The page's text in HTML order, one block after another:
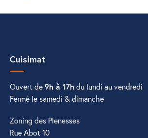
Cuisimat
Ouvert de9h à 17h du lundi au vendredi
Fermé le samedi & dimanche
Zoning des Plenesses
Rue Abot 10